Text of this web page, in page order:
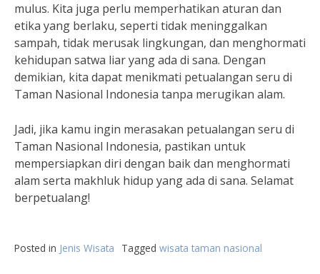
mulus. Kita juga perlu memperhatikan aturan dan
etika yang berlaku, seperti tidak meninggalkan
sampah, tidak merusak lingkungan, dan menghormati
kehidupan satwa liar yang ada di sana. Dengan
demikian, kita dapat menikmati petualangan seru di
Taman Nasional Indonesia tanpa merugikan alam.
Jadi, jika kamu ingin merasakan petualangan seru di
Taman Nasional Indonesia, pastikan untuk
mempersiapkan diri dengan baik dan menghormati
alam serta makhluk hidup yang ada di sana. Selamat
berpetualang!
Posted in Jenis Wisata Tagged wisata taman nasional